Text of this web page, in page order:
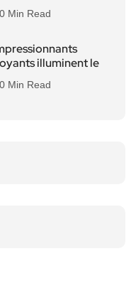
Min Read
illuminent le
Min Read